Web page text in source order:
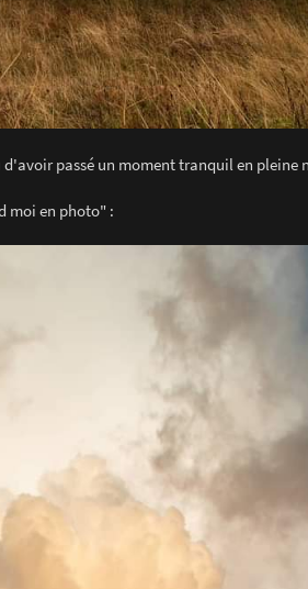
d'avoir passé un moment tranquil en
moi en photo" :